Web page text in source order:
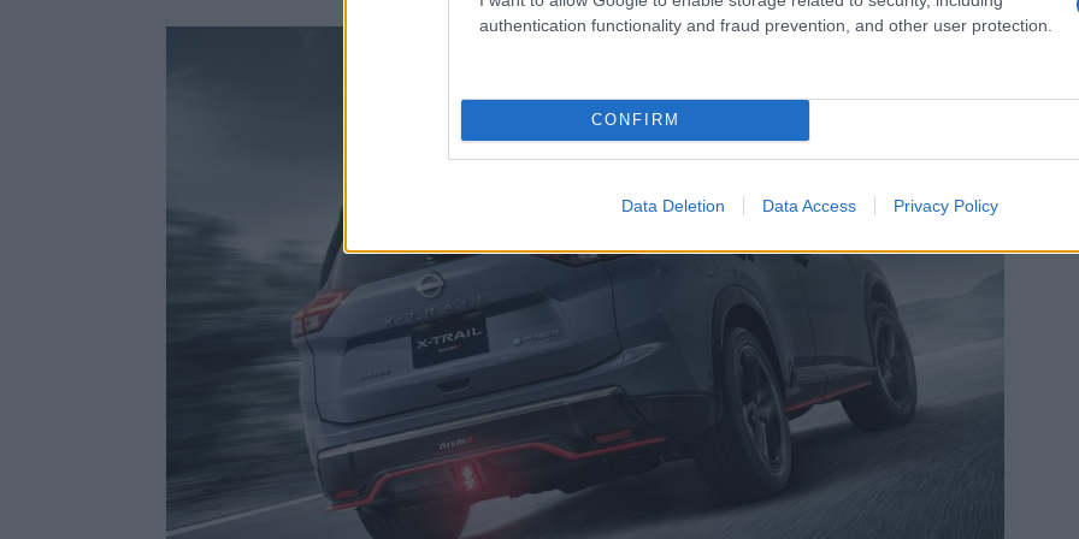
authentication functionality and fraud prevention, and other user protection.
CONFIRM
Data Deletion Data Access Privacy Policy